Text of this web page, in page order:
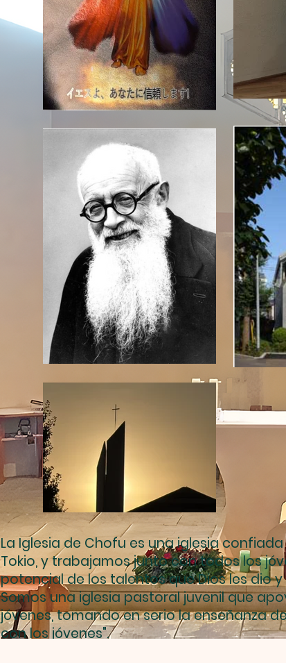
La Iglesia de Chofu es una iglesia
Tokio, y trabajamos junto con todos los
potencial de los talentos que Dios les dio
Somos una iglesia pastoral juvenil que
jóvenes, tomando en serio la enseñanza
con los jóvenes".